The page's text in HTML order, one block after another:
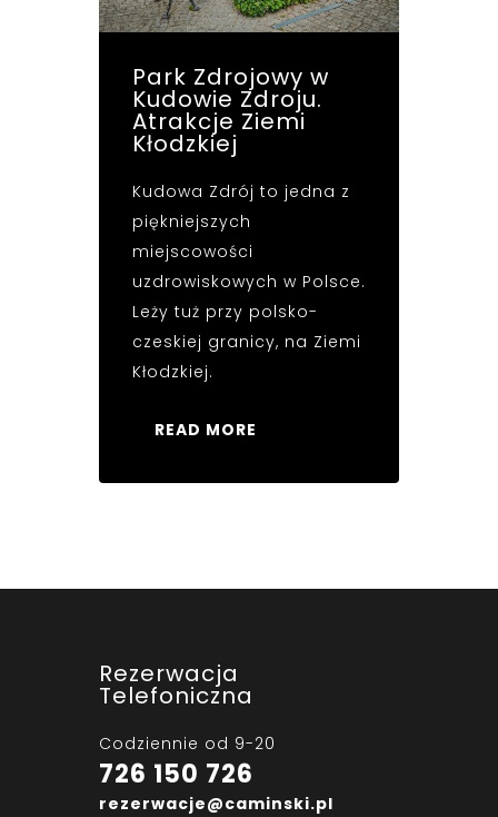
Park Zdrojowy w
Kudowie Zdroju.
Atrakcje Ziemi
Kłodzkiej
Kudowa Zdrój to jedna z
piękniejszych
miejscowości
uzdrowiskowych w Polsce.
Leży tuż przy polsko-
czeskiej granicy, na Ziemi
Kłodzkiej.
READ MORE
Rezerwacja
Telefoniczna
Codziennie od 9-20
726 150 726
rezerwacje@caminski.pl